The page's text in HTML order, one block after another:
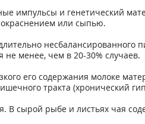
импульсы и генетический
или сыпью.
несбалансированного
менее, чем в 20-30% случаев.
его содержания молоке
тракта (хронический
В сырой рыбе и листьях чая